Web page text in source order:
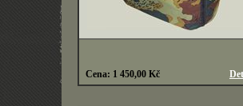
Cena: 1 450,00 Kč